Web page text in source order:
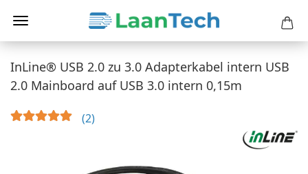
InLine® USB 2.0 zu 3.0 Adapterkabel intern USB
2.0 Mainboard auf USB 3.0 intern 0,15m
2